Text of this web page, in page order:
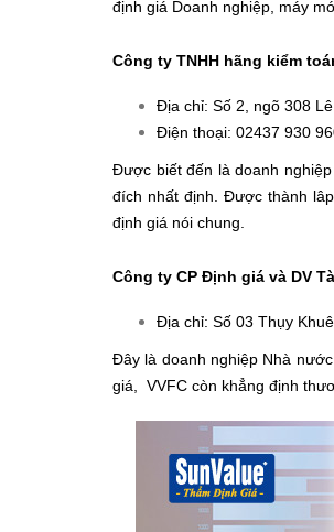
định giá Doanh nghiệp, máy
Công ty TNHH hãng kiểm
Địa chỉ: Số 2, ngõ 308
Điện thoại: 02437 930
Được biết đến là doanh
đích nhất định. Được thành
định giá nói chung.
Công ty CP Định giá và DV
Địa chỉ: Số 03 Thụy
Đây là doanh nghiệp Nhà
giá, VVFC còn khẳng định